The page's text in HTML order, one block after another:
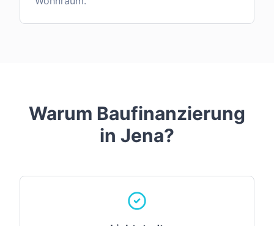
Warum Baufinanzierung
in Jena?